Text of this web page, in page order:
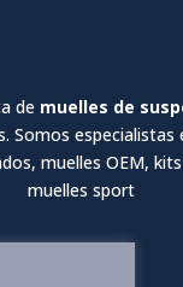
de muelles de
Somos especialistas
muelles OEM,
muelles sport